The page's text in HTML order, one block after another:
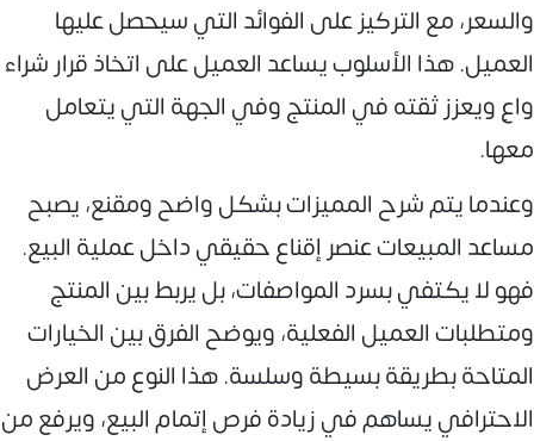
والسعر، مع التركيز على الفوائد التي سيحصل عليها
العميل. هذا الأسلوب يساعد العميل على اتخاذ قرار شراء
واعٍ ويعزز ثقته في المنتج وفي الجهة التي يتعامل
معها.
وعندما يتم شرح المميزات بشكل واضح ومقنع، يصبح
مساعد المبيعات عنصر إقناع حقيقي داخل عملية البيع.
فهو لا يكتفي بسرد المواصفات، بل يربط بين المنتج
ومتطلبات العميل الفعلية، ويوضح الفرق بين الخيارات
المتاحة بطريقة بسيطة وسلسة. هذا النوع من العرض
الاحترافي يساهم في زيادة فرص إتمام البيع، ويرفع من